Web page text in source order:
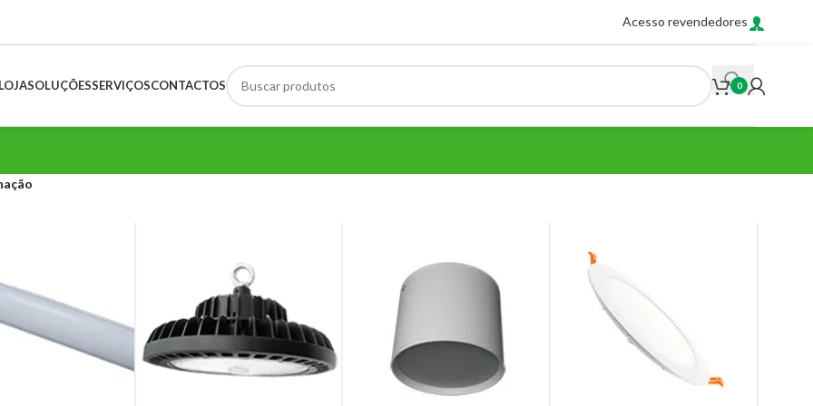
Acesso revendedores
LOJASOLUÇÕESSERVIÇOSCONTACTOS 0